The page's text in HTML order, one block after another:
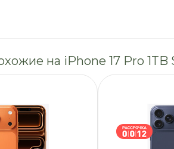
на iPhone 17 Pro 1TB